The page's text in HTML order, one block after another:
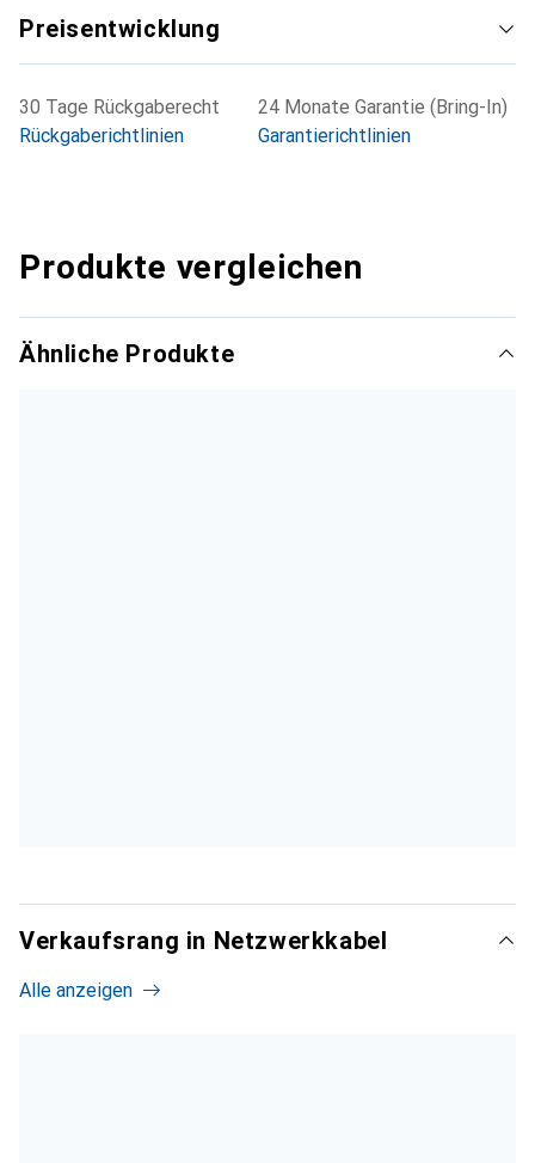
Preisentwicklung
30 Tage Rückgaberecht
Rückgaberichtlinien
24 Monate Garantie (Bring-In)
Garantierichtlinien
Produkte vergleichen
Ähnliche Produkte
Verkaufsrang in Netzwerkkabel
Alle anzeigen